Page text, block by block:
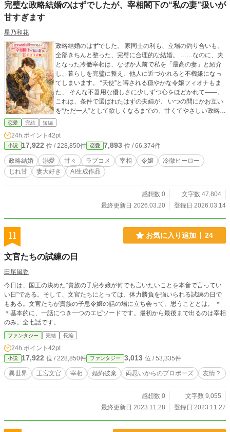
完璧な政略結婚のはずでしたが、宰相閣下の“私の妻”扱いが
甘すぎます
星乃和花
政略結婚のはずでした。 家同士の利も、立場の釣り合いも、
全部きちんと整った、完璧に合理的な結婚。 ……なのに、夫
となった冷徹宰相は、なぜか人前で私を「最高の妻」と紹介
し、暮らしを完璧に整え、他人に近づかれると不機嫌になっ
てしまいます。 “天使”と噂される穏やかな令嬢フィオナもま
た、 そんな不器用な優しさに少しずつ心をほどかれて――。
これは、条件で選ばれたはずの夫婦が、 いつの間にかお互い
を“ただ一人”として欲しくなるまでの、甘くてやさしい政略結
恋愛 完結 短編
24h.ポイント 42pt
小説 17,922 位 / 228,850件 恋愛 7,893 位 / 66,374件
政略結婚 溺愛 甘々 ラブコメ 宰相 令嬢
冷徹ヒーロー
じれ甘
妻大好き AI生成作品
感想数 0
文字数 47,804
最終更新日 2026.03.20
登録日 2026.03.14
11 お気に入り追加 24
文官たちの試練の日
田尾風香
今日は、国王の決めた"貴族の子息令嬢が何でも言いたいことを本音で言ってい
い日"である。そして、文官たちにとっては、体力勝負を強いられる試練の日で
もある。文官たちが貴族の子息令嬢の話の場に立ち会って、思うこととは。 ＊
＊基本的に、一話につき一つのエピソードです。最初から最後まで出るのは宰相
のみ。全七話です。
ファンタジー 完結 長編
24h.ポイント 42pt
小説 17,922 位 / 228,850件 ファンタジー 3,013 位 / 53,335件
異世界 王宮文官 宰相 婚約破棄 両思いからのプロポーズ 友情？
感想数 0
文字数 9,055
最終更新日 2023.11.28
登録日 2023.11.27